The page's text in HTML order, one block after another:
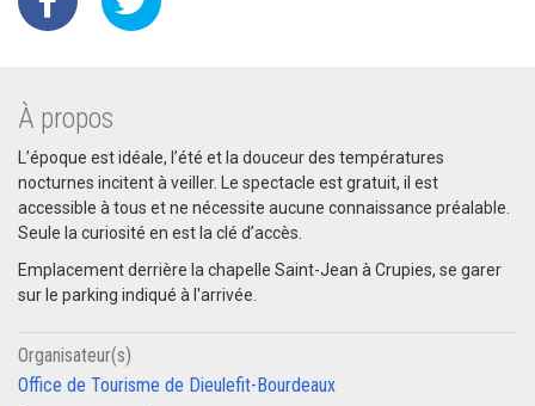
À propos
L’époque est idéale, l’été et la douceur des températures
nocturnes incitent à veiller. Le spectacle est gratuit, il est
accessible à tous et ne nécessite aucune connaissance préalable.
Seule la curiosité en est la clé d’accès.
Emplacement derrière la chapelle Saint-Jean à Crupies, se garer
sur le parking indiqué à l'arrivée.
Organisateur(s)
Office de Tourisme de Dieulefit-Bourdeaux